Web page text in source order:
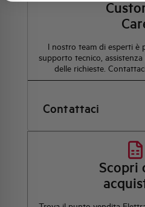
l nostro team di esperti è
supporto tecnico,
delle richieste.
Contattaci
Scopri